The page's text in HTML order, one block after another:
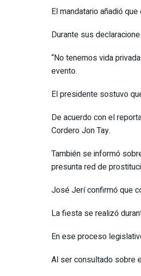
El mandatario añadió
Durante sus
“No tenemos vida
evento.
El presidente sostuvo
De acuerdo con el
Cordero Jon Tay.
También se informó
presunta red de
José Jerí confirmó que
La fiesta se realizó
En ese proceso
Al ser consultado sobre